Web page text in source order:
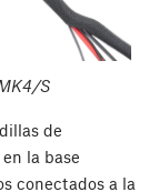
S
de
la base
conectados a la